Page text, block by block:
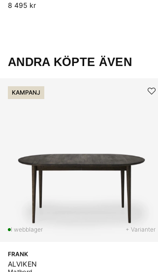
8 495 kr
ANDRA KÖPTE ÄVEN
KAMPANJ
+ Varianter
FRANK
ALVIKEN